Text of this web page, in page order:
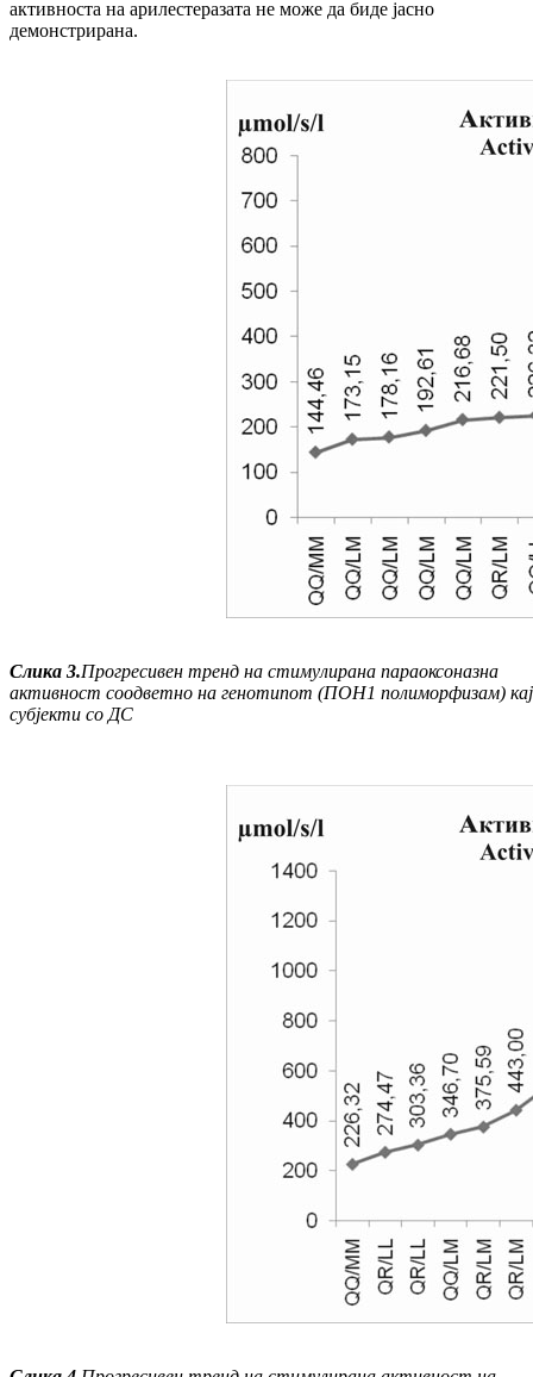
активноста на арилестеразата не може да биде јасно
демонстрирана.
Слика 3.Прогресивен тренд на стимулирана параоксоназна
активност соодветно на генотипот (ПОН1 полиморфизам) кај
субјекти со ДС